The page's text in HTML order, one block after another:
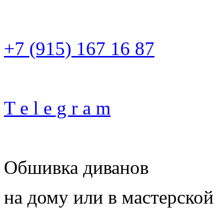
+7 (915) 167 16 87
T e l e g r a m
Обшивка диванов
на дому или в мастерской